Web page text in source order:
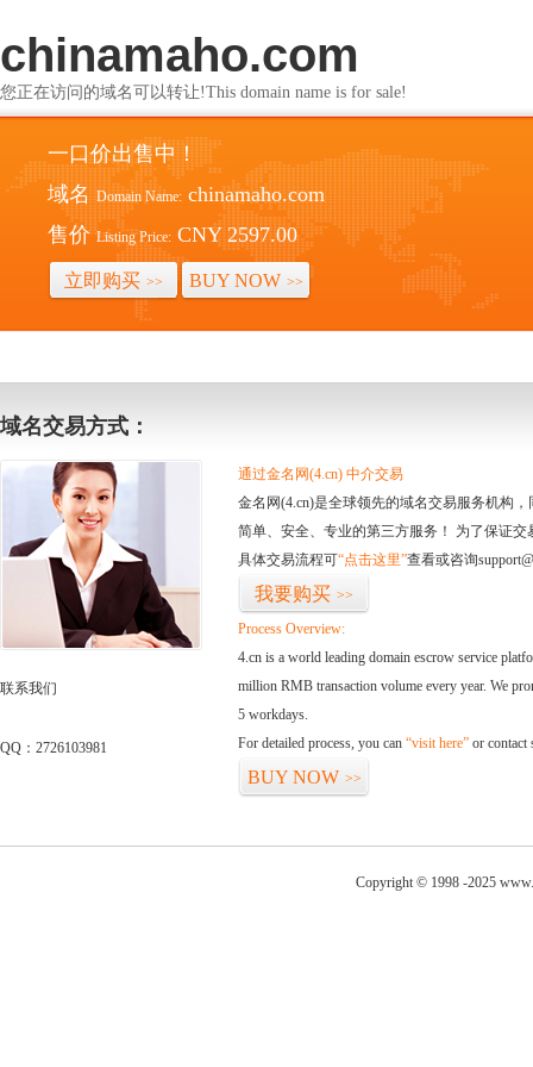
chinamaho.com
您正在访问的域名可以转让!This domain name is for sale!
一口价出售中！
域名 Domain Name: chinamaho.com
售价 Listing Price: CNY 2597.00
立即购买 >> BUY NOW >>
域名交易方式：
联系我们
QQ：2726103981
通过金名网(4.cn) 中介交易
金名网(4.cn)是全球领先的域名交易服务机构
简单、安全、专业的第三方服务！ 为了保证
具体交易流程可“点击这里”查看或咨询
我要购买 >>
Process Overview:
4.cn is a world leading domain escrow service
million RMB transaction volume every year. We
5 workdays.
For detailed process, you can “visit here” or contact
BUY NOW >>
Copyright © 1998 -2025